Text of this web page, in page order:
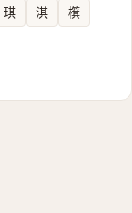
琪 淇
檱